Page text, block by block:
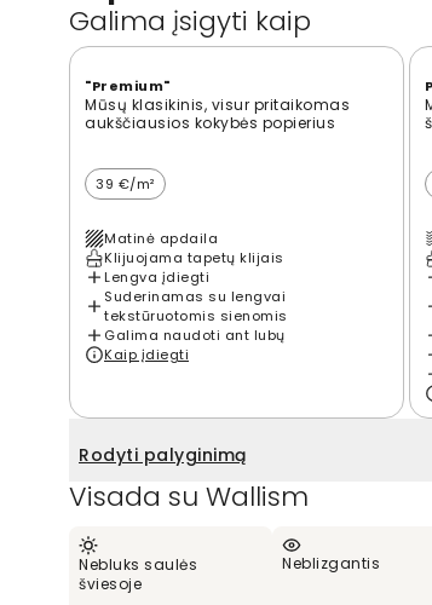
Galima įsigyti kaip
"Premium"
Mūsų klasikinis, visur pritaikomas
aukščiausios kokybės popierius
39 €/m²
Matinė apdaila
Klijuojama tapetų klijais
Lengva įdiegti
Suderinamas su lengvai
tekstūruotomis sienomis
Galima naudoti ant lubų
Kaip įdiegti
Rodyti palyginimą
Visada su Wallism
Nebluks saulės
šviesoje
Neblizgantis